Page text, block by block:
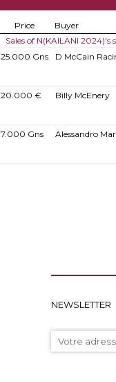
Price Buyer
Sales of N(KAILANI 2024)'s
25.000 Gns D McCain
20.000 € Billy McEnery
7.000 Gns Alessandro
NEWSLETTER